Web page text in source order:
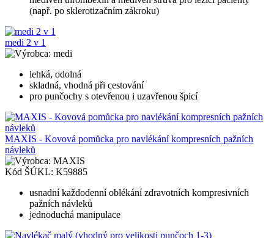
(např. po sklerotizačním zákroku)
medi 2 v 1
medi
lehká, odolná
skladná, vhodná při cestování
pro punčochy s otevřenou i uzavřenou špicí
MAXIS - Kovová pomůcka pro navlékání kompresních pažních
návleků
MAXIS
Kód ŠÚKL: K59885
usnadní každodenní oblékání zdravotních kompresivních
pažních návleků
jednoduchá manipulace